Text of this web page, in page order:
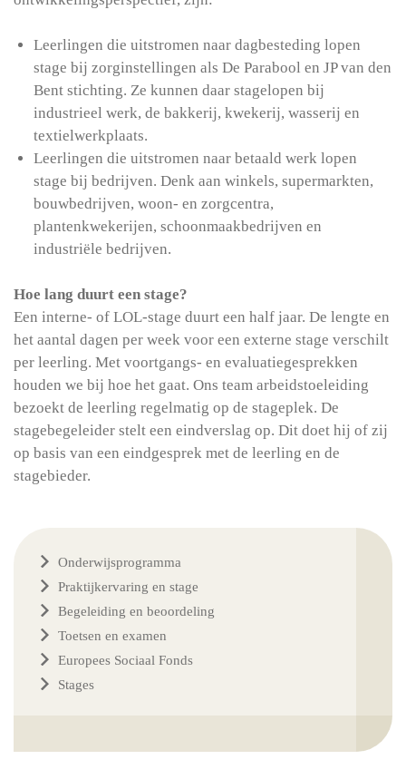
Leerlingen die uitstromen naar dagbesteding lopen
stage bij zorginstellingen als De Parabool en JP van den
Bent stichting. Ze kunnen daar stagelopen bij
industrieel werk, de bakkerij, kwekerij, wasserij en
textielwerkplaats.
Leerlingen die uitstromen naar betaald werk lopen
stage bij bedrijven. Denk aan winkels, supermarkten,
bouwbedrijven, woon- en zorgcentra,
plantenkwekerijen, schoonmaakbedrijven en
industriële bedrijven.
Hoe lang duurt een stage?
Een interne- of LOL-stage duurt een half jaar. De lengte en
het aantal dagen per week voor een externe stage verschilt
per leerling. Met voortgangs- en evaluatiegesprekken
houden we bij hoe het gaat. Ons team arbeidstoeleiding
bezoekt de leerling regelmatig op de stageplek. De
stagebegeleider stelt een eindverslag op. Dit doet hij of zij
op basis van een eindgesprek met de leerling en de
stagebieder.
Onderwijsprogramma
Praktijkervaring en stage
Begeleiding en beoordeling
Toetsen en examen
Europees Sociaal Fonds
Stages